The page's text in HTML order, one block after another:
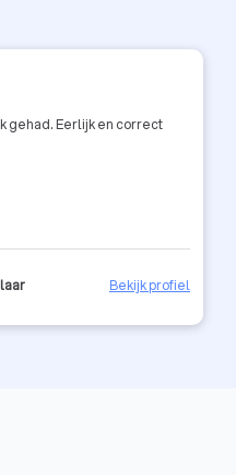
gehad. Eerlijk en correct
Bekijk profiel